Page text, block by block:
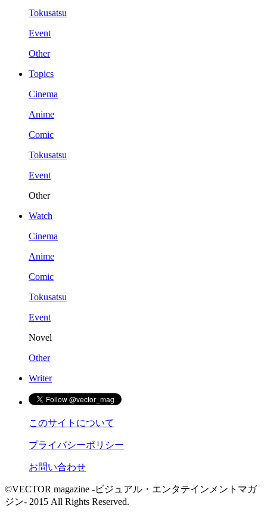
Tokusatsu
Event
Other
Topics
Cinema
Anime
Comic
Tokusatsu
Event
Other
Watch
Cinema
Anime
Comic
Tokusatsu
Event
Novel
Other
Writer
このサイトについて
プライバシーポリシー
お問い合わせ
©VECTOR magazine -ビジュアル・エンタテインメントマガ
ジン- 2015 All Rights Reserved.